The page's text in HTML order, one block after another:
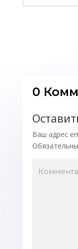
0
Ваш адрес